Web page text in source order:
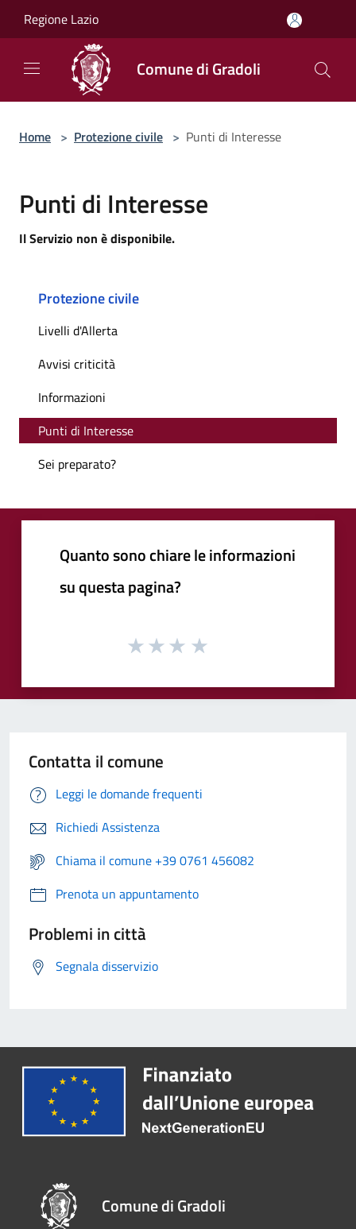
Regione Lazio
Comune di Gradoli
Home > Protezione civile > Punti di Interesse
Punti di Interesse
Il Servizio non è disponibile.
Protezione civile
Livelli d'Allerta
Avvisi criticità
Informazioni
Punti di Interesse
Sei preparato?
Quanto sono chiare le informazioni
su questa pagina?
Contatta il comune
Leggi le domande frequenti
Richiedi Assistenza
Chiama il comune +39 0761 456082
Prenota un appuntamento
Problemi in città
Segnala disservizio
Comune di Gradoli